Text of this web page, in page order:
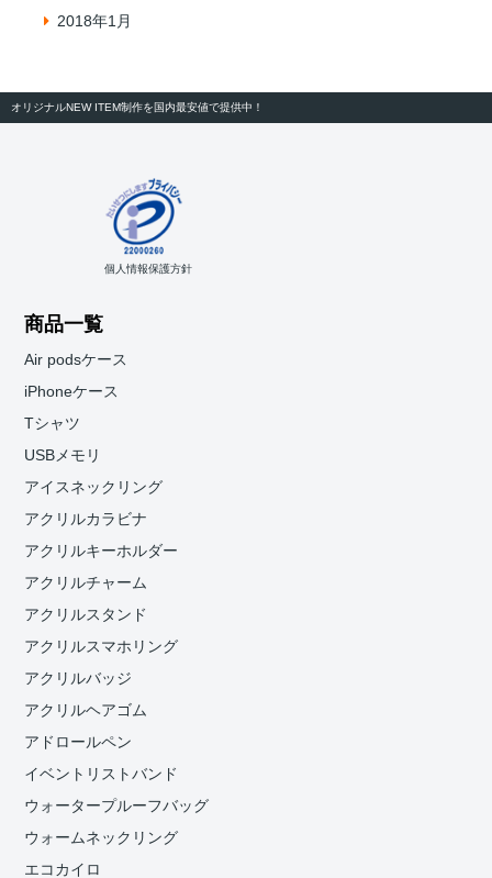
2018年1月
オリジナルNEW ITEM制作を国内最安値で提供中！
個人情報保護方針
商品一覧
Air podsケース
iPhoneケース
Tシャツ
USBメモリ
アイスネックリング
アクリルカラビナ
アクリルキーホルダー
アクリルチャーム
アクリルスタンド
アクリルスマホリング
アクリルバッジ
アクリルヘアゴム
アドロールペン
イベントリストバンド
ウォータープルーフバッグ
ウォームネックリング
エコカイロ